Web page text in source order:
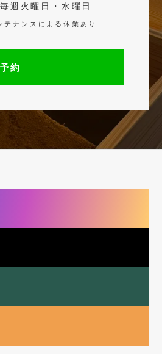
週火曜日・水曜日
ナンスによる休業あり
約